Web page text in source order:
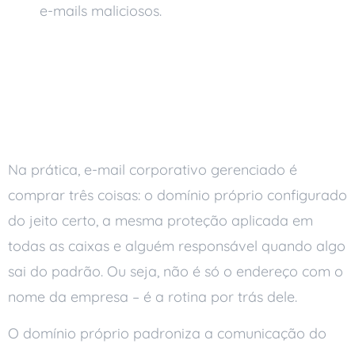
e-mails maliciosos.
Na prática, e-mail corporativo gerenciado é
comprar três coisas: o domínio próprio configurado
do jeito certo, a mesma proteção aplicada em
todas as caixas e alguém responsável quando algo
sai do padrão. Ou seja, não é só o endereço com o
nome da empresa – é a rotina por trás dele.
O domínio próprio padroniza a comunicação do